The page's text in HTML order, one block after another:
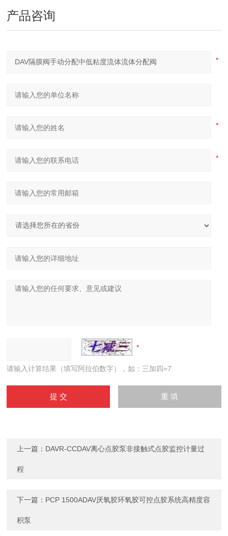
产品咨询
请输入计算结果（填写阿拉伯数字），如：三加四=7
上一篇： DAVR-CCDAV离心点胶泵非接触式点胶监控计量过
程
下一篇： PCP 1500ADAV厌氧胶环氧胶可控点胶系统高精度容
积泵